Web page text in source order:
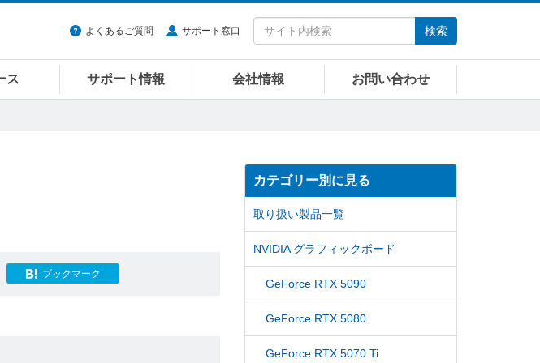
よくあるご質問 サポート窓口 検索
ス サポート情報 会社情報 お問い合わせ
ブックマーク
カテゴリー別に見る
取り扱い製品一覧
NVIDIA グラフィックボード
GeForce RTX 5090
GeForce RTX 5080
GeForce RTX 5070 Ti